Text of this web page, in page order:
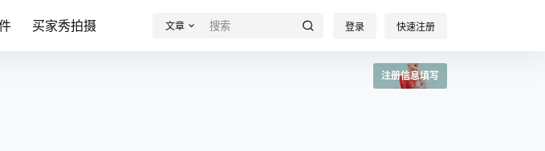
买家秀拍摄 文章 登录 快速注册
注册信息填写